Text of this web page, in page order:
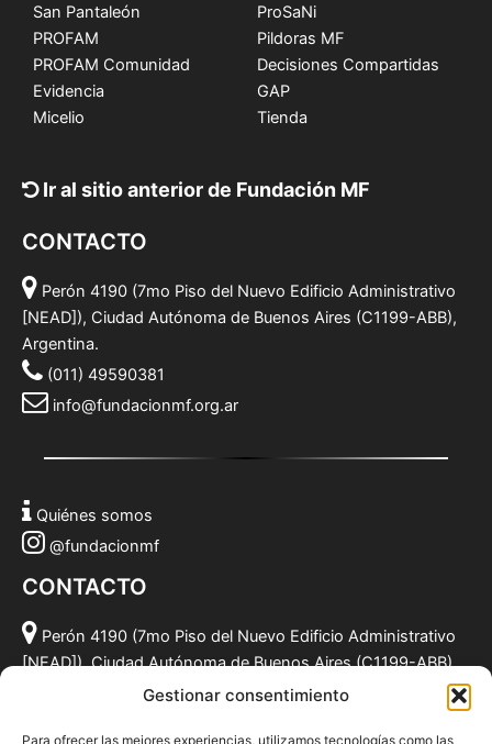
Gestionar consentimiento
Para ofrecer las mejores experiencias, utilizamos tecnologías como las
San Pantaleón
PROFAM
PROFAM Comunidad
Evidencia
Micelio
ProSaNi
Pildoras MF
Decisiones Compartidas
GAP
Tienda
Ir al sitio anterior de Fundación MF
CONTACTO
Perón 4190 (7mo Piso del Nuevo Edificio Administrativo
[NEAD]), Ciudad Autónoma de Buenos Aires (C1199-ABB),
Argentina.
(011) 49590381
info@fundacionmf.org.ar
Quiénes somos
@fundacionmf
CONTACTO
Perón 4190 (7mo Piso del Nuevo Edificio Administrativo
[NEAD]), Ciudad Autónoma de Buenos Aires (C1199-ABB),